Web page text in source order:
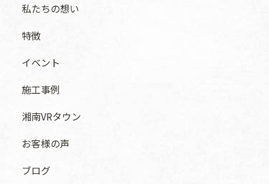
私たちの想い
特徴
イベント
施工事例
湘南VRタウン
お客様の声
ブログ